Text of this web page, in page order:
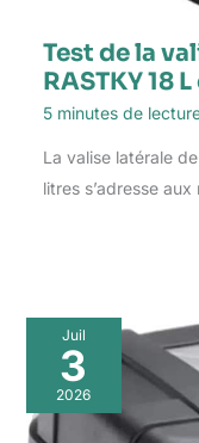
Test de la
RASTKY 18
5 minutes de
La valise latérale
litres s’adresse
Juil
3
2026